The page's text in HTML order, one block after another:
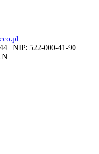
| NIP: 522-000-41-90